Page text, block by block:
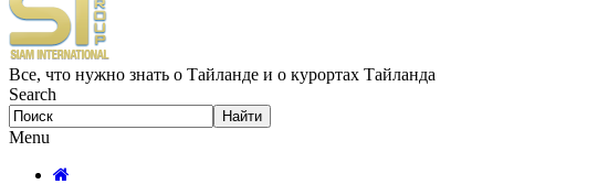
Все, что нужно знать о Тайланде и о курортах Тайланда
Search
Menu